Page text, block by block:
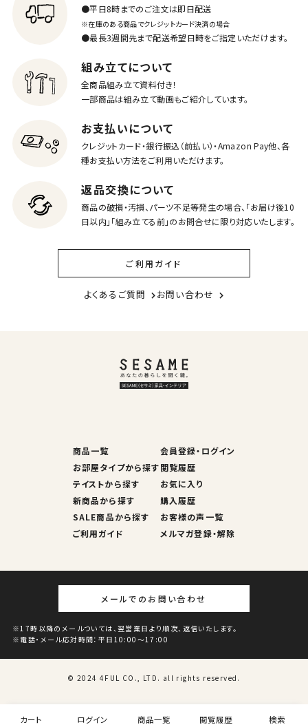
●平日8時までのご注文は即日配送
※在庫のある商品でクレジットカード決済の場合
●最長3週間先まで配送希望日時をご指定いただけます。
組み立てについて
全商品組み立て資料付き！
一部商品は組み立て動画もご紹介しています。
お支払いについて
クレジットカード・銀行振込（前払い）・Amazon Pay他、各
種お支払い方法をご利用いただけます。
返品交換について
商品の破損・汚損、パーツ不足等発生の場合、「お届け後10
日以内」「組み立てる前」のお問合せに限り対応いたします。
ご利用ガイド
よくあるご質問 お問い合わせ
商品一覧
お部屋タイプから探す
テイストから探す
新商品から探す
SALE商品から探す
ご利用ガイド
会員登録・ログイン
閲覧履歴
お気に入り
購入履歴
お客様の声一覧
メルマガ登録・解除
メールでのお問い合わせ
17時以降のメールついては、翌営業日より順次、返信いたします。
電話・メール応対時間：平日10:00～17:00
© 2024 4FUL CO., LTD. all rights reserved.